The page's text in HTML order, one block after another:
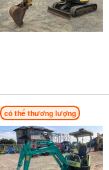
có thể thương lượng